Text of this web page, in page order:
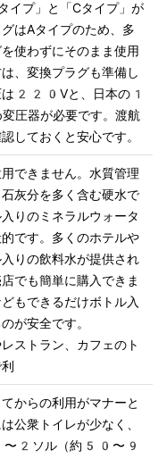
イプ」と「Cタイプ」が
はAタイプのため、多
使わずにそのまま使用
、変換プラグも準備し
は220Vと、日本の1
圧器が必要です。渡航
できません。水質管理
灰分を多く含む硬水で
りのミネラルウォータ
です。多くのホテルや
りの飲料水が提供され
でも簡単に購入できま
もできるだけボトル入
が安全です。
ストラン、カフェのト
からの利用がマナーと
公衆トイレが少なく、
1〜2ソル（約50〜9